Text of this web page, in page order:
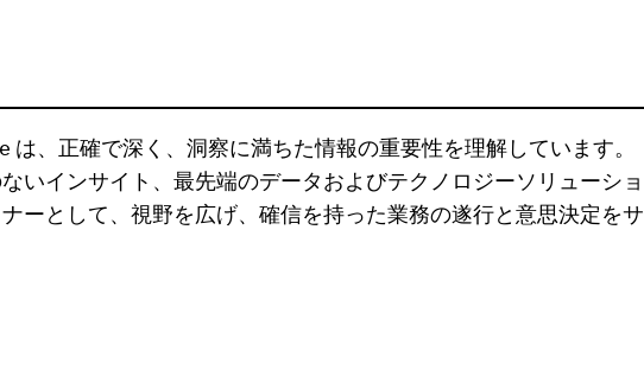
、正確で深く、洞察に満ちた情報の重要性を理解しています。
いインサイト、最先端のデータおよびテクノロジーソリューショ
ーとして、視野を広げ、確信を持った業務の遂行と意思決定をサ